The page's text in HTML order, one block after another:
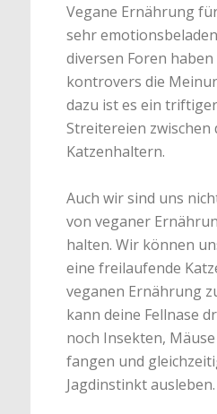
Vegane Ernährung
sehr
diversen Foren
kontrovers die
dazu ist es ein
Streitereien zwischen
Katzenhaltern.
Auch wir sind uns
von veganer
halten. Wir können
eine freilaufende
veganen Ernährung
kann deine Fellnase
noch Insekten,
fangen und
Jagdinstinkt ausleben.